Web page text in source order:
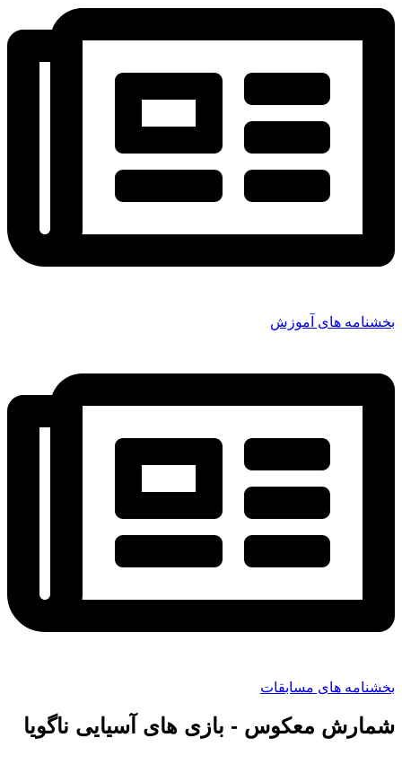
بخشنامه های آموزش
بخشنامه های مسابقات
شمارش معکوس - بازی های آسیایی ناگویا